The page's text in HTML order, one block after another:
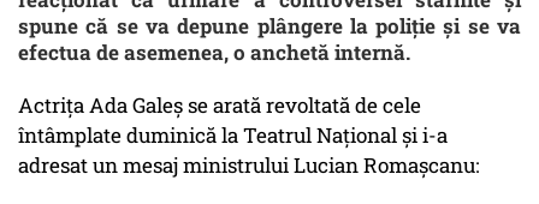
spune că se va depune plângere la poliție și se va
efectua de asemenea, o anchetă internă.
Actrița Ada Galeș se arată revoltată de cele
întâmplate duminică la Teatrul Național și i-a
adresat un mesaj ministrului Lucian Romașcanu: